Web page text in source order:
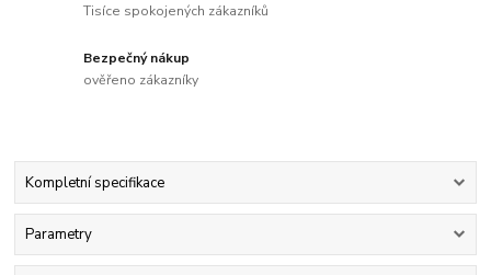
Tisíce spokojených zákazníků
Bezpečný nákup
ověřeno zákazníky
Kompletní specifikace
Parametry